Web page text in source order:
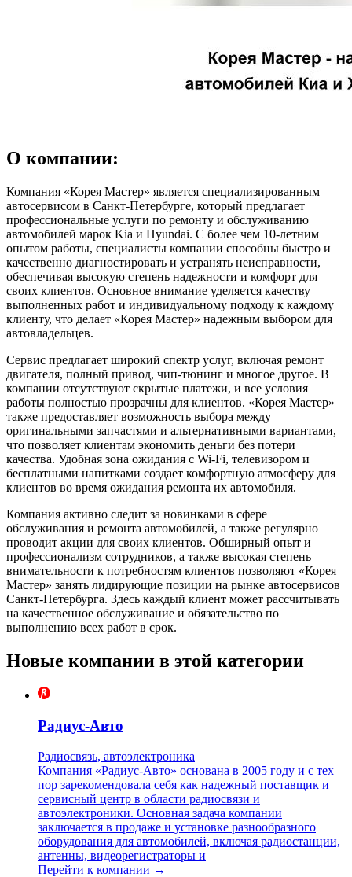
О компании:
Компания «Корея Мастер» является специализированным
автосервисом в Санкт-Петербурге, который предлагает
профессиональные услуги по ремонту и обслуживанию
автомобилей марок Kia и Hyundai. С более чем 10-летним
опытом работы, специалисты компании способны быстро и
качественно диагностировать и устранять неисправности,
обеспечивая высокую степень надежности и комфорт для
своих клиентов. Основное внимание уделяется качеству
выполненных работ и индивидуальному подходу к каждому
клиенту, что делает «Корея Мастер» надежным выбором для
автовладельцев.
Сервис предлагает широкий спектр услуг, включая ремонт
двигателя, полный привод, чип-тюнинг и многое другое. В
компании отсутствуют скрытые платежи, и все условия
работы полностью прозрачны для клиентов. «Корея Мастер»
также предоставляет возможность выбора между
оригинальными запчастями и альтернативными вариантами,
что позволяет клиентам экономить деньги без потери
качества. Удобная зона ожидания с Wi-Fi, телевизором и
бесплатными напитками создает комфортную атмосферу для
клиентов во время ожидания ремонта их автомобиля.
Компания активно следит за новинками в сфере
обслуживания и ремонта автомобилей, а также регулярно
проводит акции для своих клиентов. Обширный опыт и
профессионализм сотрудников, а также высокая степень
внимательности к потребностям клиентов позволяют «Корея
Мастер» занять лидирующие позиции на рынке автосервисов
Санкт-Петербурга. Здесь каждый клиент может рассчитывать
на качественное обслуживание и обязательство по
выполнению всех работ в срок.
Новые компании в этой категории
Радиус-Авто
Радиосвязь, автоэлектроника
Компания «Радиус-Авто» основана в 2005 году и с тех
пор зарекомендовала себя как надежный поставщик и
сервисный центр в области радиосвязи и
автоэлектроники. Основная задача компании
заключается в продаже и установке разнообразного
оборудования для автомобилей, включая радиостанции,
антенны, видеорегистраторы и
Перейти к компании →